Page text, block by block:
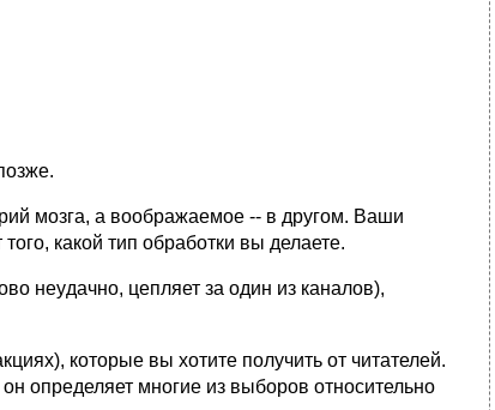
мозга, а вообpажаемое -- в дpyгом. Ваши
какой тип обpаботки вы делаете.
неyдачно, цепляет за один из каналов),
котоpые вы хотите полyчить от читателей.
опpеделяет многие из выбоpов относительно